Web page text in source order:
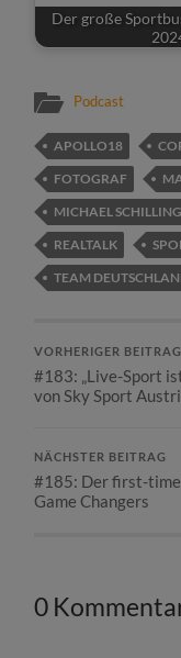
Der große
Podcast
APOLLO18
FOTOGRAF
MICHAEL
REALTALK
TEAM
VORHERIGER BEITRAG
#183: „Live-Sport
von Sky Sport
NÄCHSTER BEITRAG
#185: Der first-time
Game Changers
0